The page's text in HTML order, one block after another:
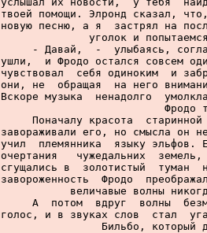
твоей помощи. Элронд сказал,
новую песню, а я  застрял на
уголок и
- Давай,  -  улыбаясь,
ушли,  и Фродо остался совсем
чувствовал  себя одиноким  и
они, не  обращая  на него
Вскоре музыка  ненадолго
Фродо
Поначалу красота
завораживали его, но смысла он
учил  племянника  языку эльфов.
очертания   чужедальних
сгущались в  золотистый  туман
завороженность  Фродо
величавые волны
А  потом  вдруг  волны
голос, и в звуках слов  стал
Бильбо, который